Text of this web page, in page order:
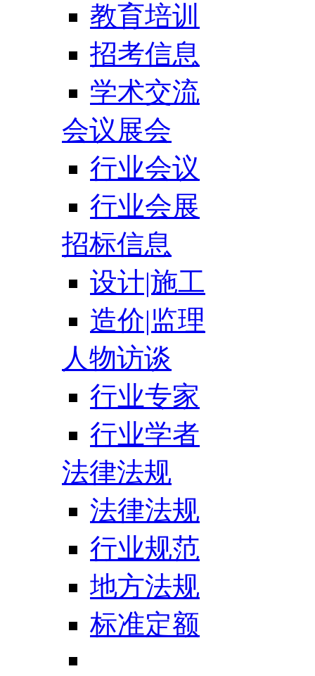
教育培训
招考信息
学术交流
会议展会
行业会议
行业会展
招标信息
设计|施工
造价|监理
人物访谈
行业专家
行业学者
法律法规
法律法规
行业规范
地方法规
标准定额